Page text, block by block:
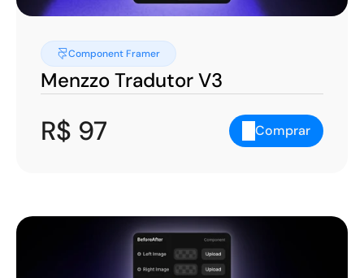
Component Framer
Menzzo Tradutor V3
R$ 97 Comprar